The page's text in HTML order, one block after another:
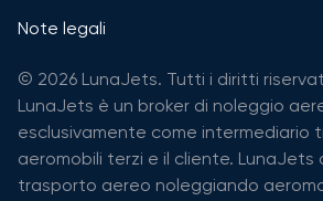
Note legali
© 2026 LunaJets. Tutti i diritti
LunaJets è un broker di noleggio
esclusivamente come intermediario
aeromobili terzi e il cliente. LunaJets
trasporto aereo noleggiando